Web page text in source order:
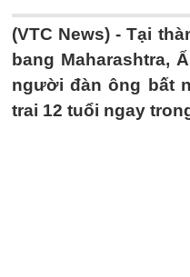
(VTC News) -Tại
bang Maharashtra,
người đàn ông bất
trai 12 tuổi ngay